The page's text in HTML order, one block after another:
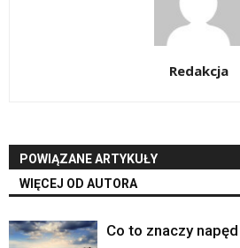
Redakcja
POWIĄZANE ARTYKUŁY
WIĘCEJ OD AUTORA
Co to znaczy